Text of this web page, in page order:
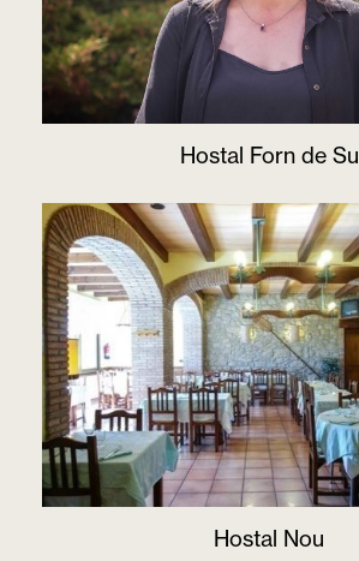
Hostal Forn de Su
Hostal Nou